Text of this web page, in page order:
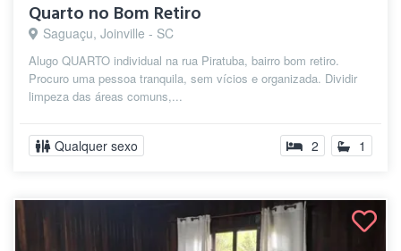
Quarto no Bom Retiro
Saguaçu, Joinville - SC
Alugo QUARTO individual na rua Piratuba, bairro bom retiro.
Procuro uma pessoa tranquila, sem vícios e organizada. Dividir
limpeza das áreas comuns,...
Qualquer sexo 2 1